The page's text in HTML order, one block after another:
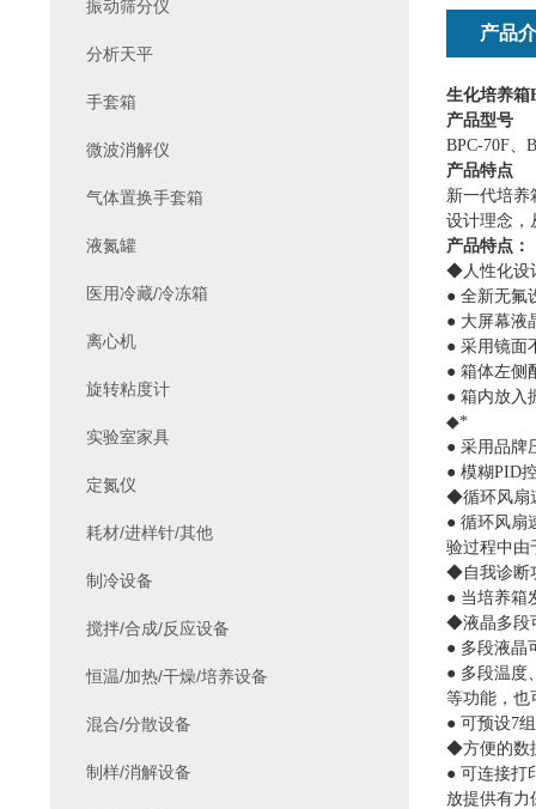
产品
生化培养箱
产品型号
BPC-70F、
产品特点
新一代培养
设计理念，
产品特点：
◆人性化设
● 全新无氟
● 大屏幕液
● 采用镜面
● 箱体左侧
● 箱内放入
◆*
● 采用品牌
● 模糊PID
◆循环风扇
● 循环风扇
验过程中由
◆自我诊断
● 当培养箱
◆液晶多段
● 多段液晶
● 多段温度
等功能，也
● 可预设7
◆方便的数
● 可连接打
放提供有力
振动筛分仪
分析天平
手套箱
微波消解仪
气体置换手套箱
液氮罐
医用冷藏/冷冻箱
离心机
旋转粘度计
实验室家具
定氮仪
耗材/进样针/其他
制冷设备
搅拌/合成/反应设备
恒温/加热/干燥/培养设备
混合/分散设备
制样/消解设备